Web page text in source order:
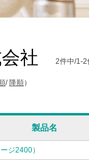
社 2件中/1-2
/ 降順）
製品名
ジ2400）